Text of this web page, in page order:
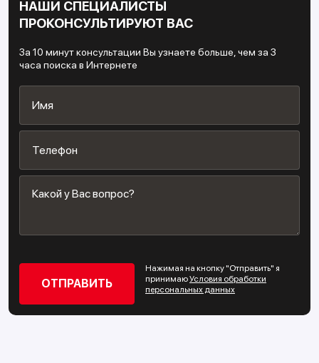
НАШИ СПЕЦИАЛИСТЫ
ПРОКОНСУЛЬТИРУЮТ ВАС
За 10 минут консультации Вы узнаете больше, чем за 3
часа поиска в Интернете
Нажимая на кнопку "Отправить" я
принимаюУсловия обработки
персональных данных